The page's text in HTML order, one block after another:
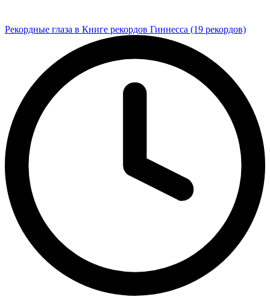
Рекордные глаза в Книге рекордов Гиннесса (19 рекордов)